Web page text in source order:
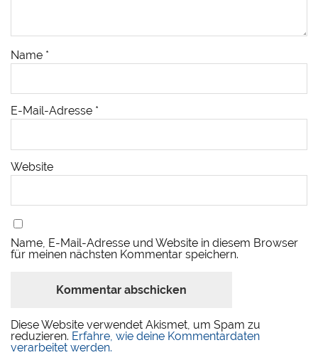
Name *
E-Mail-Adresse *
Website
Name, E-Mail-Adresse und Website in diesem Browser
für meinen nächsten Kommentar speichern.
Diese Website verwendet Akismet, um Spam zu
reduzieren. Erfahre, wie deine Kommentardaten
verarbeitet werden.